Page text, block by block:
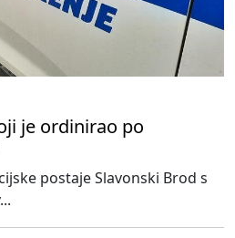
je ordinirao po
postaje Slavonski Brod s